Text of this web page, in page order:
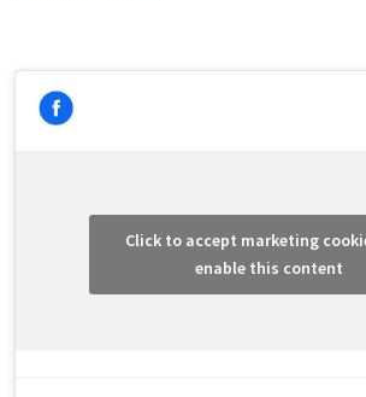
Click to accept marketing
enable this content